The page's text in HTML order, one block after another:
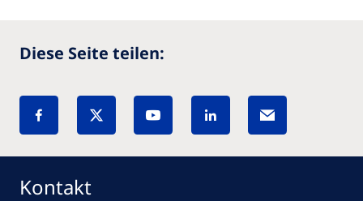
Diese Seite teilen:
Kontakt